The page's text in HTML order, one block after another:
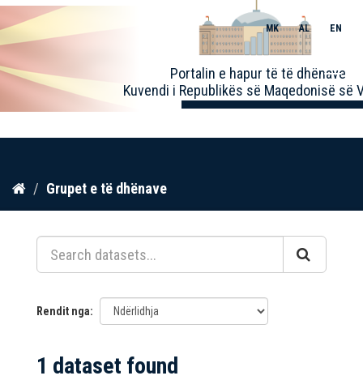
Kalo
përmbajtja
Portalin e hapur të të dhënave
Kuvendi i Republikës së Maqedonisë së
MK AL EN
Toggle
Grupet e të dhënave
Rendit nga
1 dataset found